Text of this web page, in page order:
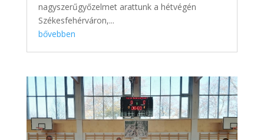
nagyszerűgyőzelmet arattunk a hétvégén
Székesfehérváron,...
bővebben